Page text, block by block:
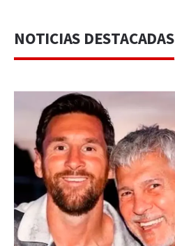
NOTICIAS DESTACADAS